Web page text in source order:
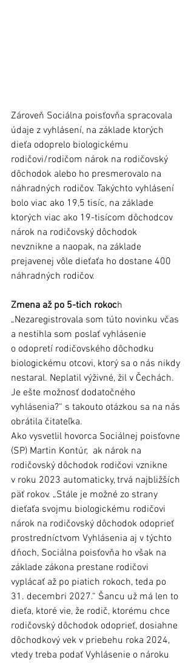
Zároveň Sociálna poisťovňa spracovala
údaje z vyhlásení, na základe ktorých
dieťa odoprelo biologickému
rodičovi/rodičom nárok na rodičovský
dôchodok alebo ho presmerovalo na
náhradných rodičov. Takýchto vyhlásení
bolo viac ako 19,5 tisíc, na základe
ktorých viac ako 19-tisícom dôchodcov
nárok na rodičovský dôchodok
nevznikne a naopak, na základe
prejavenej vôle dieťaťa ho dostane 400
náhradných rodičov.
Zmena až po 5-tich rokoch
„Nezaregistrovala som túto novinku včas
a nestihla som poslať vyhlásenie
o odopretí rodičovského dôchodku
biologickému otcovi, ktorý sa o nás nikdy
nestaral. Neplatil výživné, žil v Čechách.
Je ešte možnosť dodatočného
vyhlásenia?“ s takouto otázkou sa na nás
obrátila čitateľka.
Ako vysvetlil hovorca Sociálnej poisťovne
(SP) Martin Kontúr,  ak nárok na
rodičovský dôchodok rodičovi vznikne
v roku 2023 automaticky, trvá najbližších
päť rokov. „Stále je možné zo strany
dieťaťa svojmu biologickému rodičovi
nárok na rodičovský dôchodok odoprieť
prostredníctvom Vyhlásenia aj v týchto
dňoch, Sociálna poisťovňa ho však na
základe zákona prestane rodičovi
vyplácať až po piatich rokoch, teda po
31. decembri 2027.“ Šancu už má len to
dieťa, ktoré vie, že rodič, ktorému chce
rodičovský dôchodok odoprieť, dosiahne
dôchodkový vek v priebehu roka 2024,
vtedy treba podať Vyhlásenie o nároku